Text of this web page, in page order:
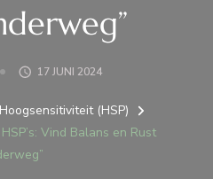
17 JUNI 2024
Hoogsensitiviteit (HSP)
Vind Balans en Rust